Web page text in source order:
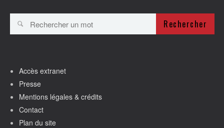
Rechercher
Accès extranet
Presse
Mentions légales & crédits
Contact
Plan du site